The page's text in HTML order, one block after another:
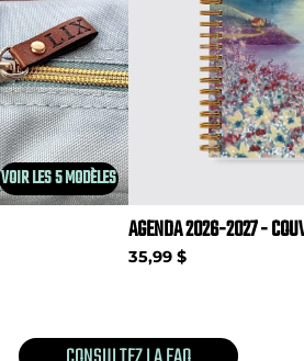
VOIR LES 5 MODÈLES
AGENDA 2026-2027 -
35,99 $